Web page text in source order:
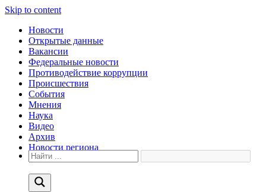
Skip to content
Новости
Открытые данные
Вакансии
Федеральные новости
Противодействие коррупции
Происшествия
События
Мнения
Наука
Видео
Архив
Новости региона